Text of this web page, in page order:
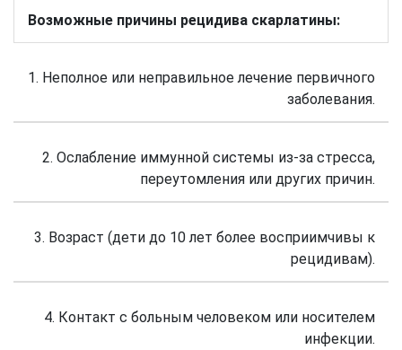
Возможные причины рецидива скарлатины:
1. Неполное или неправильное лечение первичного
заболевания.
2. Ослабление иммунной системы из-за стресса,
переутомления или других причин.
3. Возраст (дети до 10 лет более восприимчивы к
рецидивам).
4. Контакт с больным человеком или носителем
инфекции.